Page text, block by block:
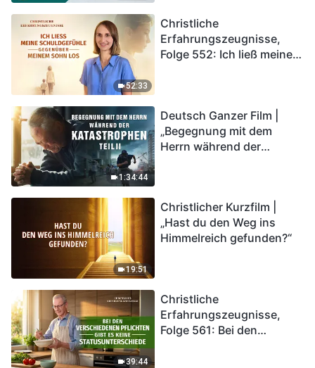
52:33
Christliche
Erfahrungszeugnisse,
Folge 552: Ich ließ meine
1:34:44
Deutsch Ganzer Film |
„Begegnung mit dem
Herrn während der
in das Königreich Gottes
eintreten?
19:51
Christlicher Kurzfilm |
„Hast du den Weg ins
Himmelreich gefunden?“
39:44
Christliche
Erfahrungszeugnisse,
Folge 561: Bei den